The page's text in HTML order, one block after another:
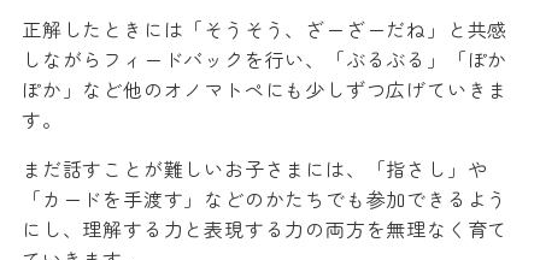
正解したときには「そうそう、ざーざーだね」と共感
しながらフィードバックを行い、「ぶるぶる」「ぽか
ぽか」など他のオノマトペにも少しずつ広げていきま
す。
まだ話すことが難しいお子さまには、「指さし」や
「カードを手渡す」などのかたちでも参加できるよう
にし、理解する力と表現する力の両方を無理なく育て